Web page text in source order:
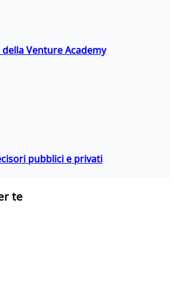
Venture Academy
pubblici e privati
te